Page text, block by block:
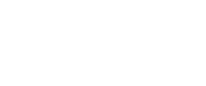
Wirtschaft